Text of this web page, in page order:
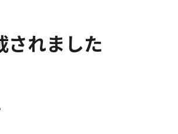
されました